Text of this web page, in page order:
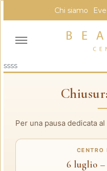
Chi siamo
ssss
Per una pausa dedicata
CENTRO
6 luglio –